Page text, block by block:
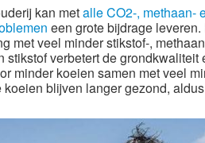
kan metalle CO2-, methaan-
een grote bijdrage
met veel minder stikstof-,
stikstof verbetert de grondkwaliteit
minder koeien samen met veel
koeien blijven langer gezond,